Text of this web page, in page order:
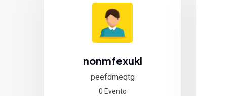
nonmfexukl
peefdmeqtg
0 Evento